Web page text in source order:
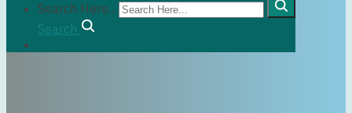
Search Here...
Search